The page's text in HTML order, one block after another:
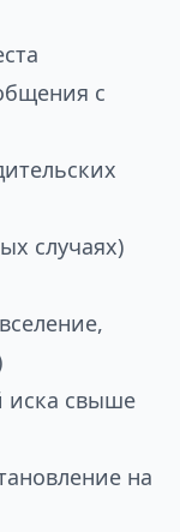
с
случаях)
иска свыше
на